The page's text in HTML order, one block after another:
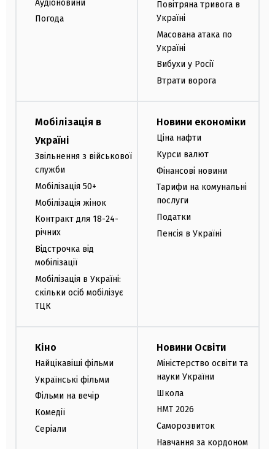
Аудіоновини
Погода
Повітряна тривога в
Україні
Масована атака по
Україні
Вибухи у Росії
Втрати ворога
Мобілізація в
Україні
Звільнення з військової
служби
Мобілізація 50+
Мобілізація жінок
Контракт для 18-24-
річних
Відстрочка від
мобілізації
Мобілізація в Україні:
скільки осіб мобілізує
ТЦК
Новини економіки
Ціна нафти
Курси валют
Фінансові новини
Тарифи на комунальні
послуги
Податки
Пенсія в Україні
Кіно
Найцікавіші фільми
Українські фільми
Фільми на вечір
Комедії
Серіали
Новини Освіти
Міністерство освіти та
науки України
Школа
НМТ 2026
Саморозвиток
Навчання за кордоном